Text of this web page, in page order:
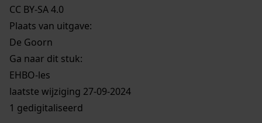
CC BY-SA 4.0
Plaats van uitgave:
De Goorn
Ga naar dit stuk:
EHBO-les
laatste wijziging 27-09-2024
1 gedigitaliseerd